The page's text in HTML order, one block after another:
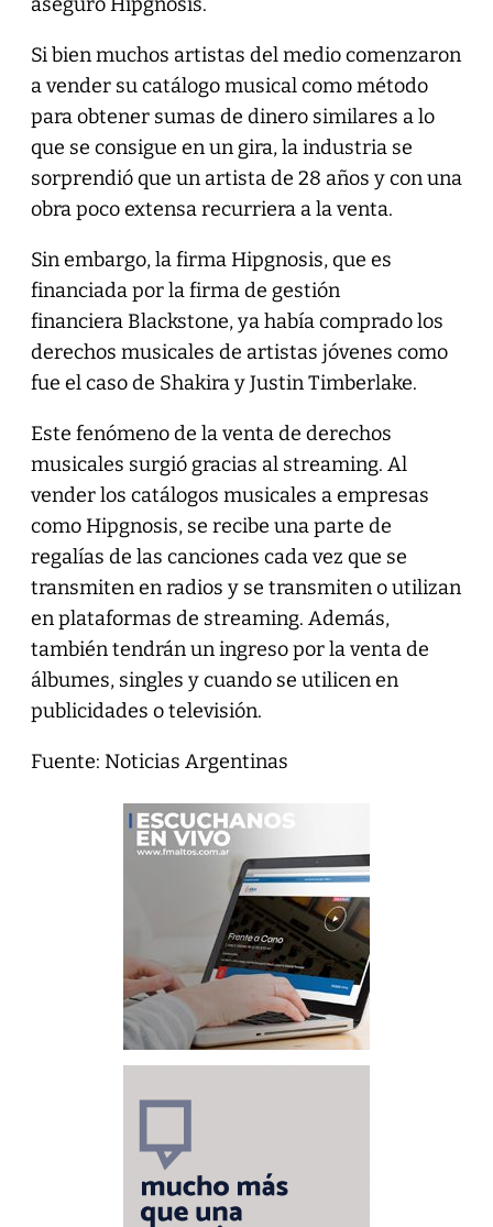
Si bien muchos artistas del medio comenzaron
a vender su catálogo musical como método
para obtener sumas de dinero similares a lo
que se consigue en un gira, la industria se
sorprendió que un artista de 28 años y con una
obra poco extensa recurriera a la venta.
Sin embargo, la firma Hipgnosis, que es
financiada por la firma de gestión
financiera Blackstone, ya había comprado los
derechos musicales de artistas jóvenes como
fue el caso de Shakira y Justin Timberlake.
Este fenómeno de la venta de derechos
musicales surgió gracias al streaming. Al
vender los catálogos musicales a empresas
como Hipgnosis, se recibe una parte de
regalías de las canciones cada vez que se
transmiten en radios y se transmiten o utilizan
en plataformas de streaming. Además,
también tendrán un ingreso por la venta de
álbumes, singles y cuando se utilicen en
publicidades o televisión.
Fuente: Noticias Argentinas